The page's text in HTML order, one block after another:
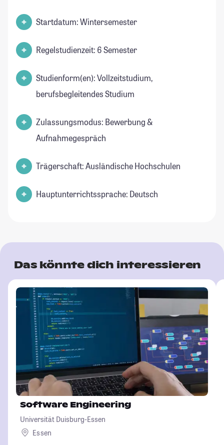
Startdatum: Wintersemester
Regelstudienzeit: 6 Semester
Studienform(en): Vollzeitstudium,
berufsbegleitendes Studium
Zulassungsmodus: Bewerbung &
Aufnahmegespräch
Trägerschaft: Ausländische Hochschulen
Hauptunterrichtssprache: Deutsch
Das könnte dich interessieren
Software Engineering
Universität Duisburg-Essen
Essen